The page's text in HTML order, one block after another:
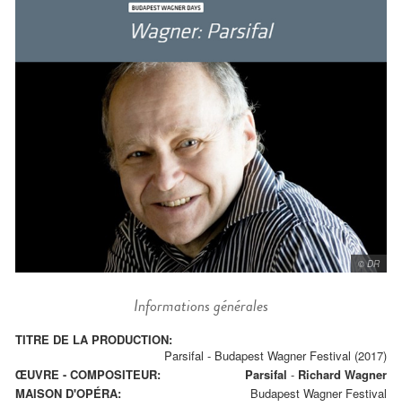
© DR
Informations générales
TITRE DE LA PRODUCTION:
Parsifal - Budapest Wagner Festival (2017)
ŒUVRE - COMPOSITEUR:
Parsifal - Richard Wagner
MAISON D'OPÉRA:
Budapest Wagner Festival